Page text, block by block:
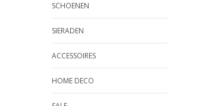
SCHOENEN
SIERADEN
ACCESSOIRES
HOME DECO